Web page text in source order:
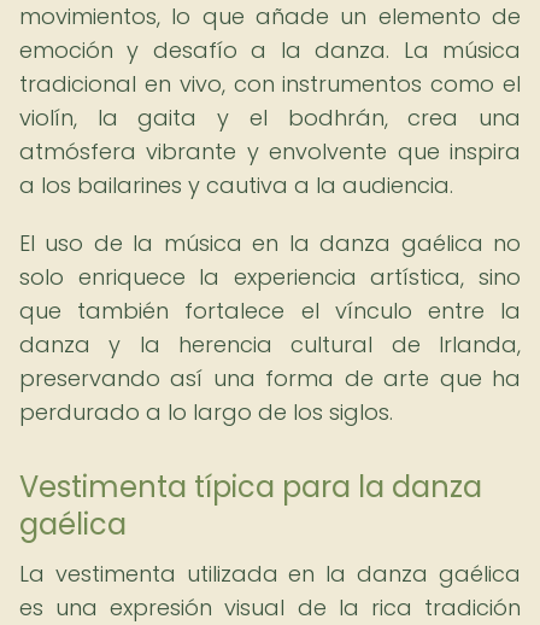
movimientos, lo que añade un elemento de
emoción y desafío a la danza. La música
tradicional en vivo, con instrumentos como el
violín, la gaita y el bodhrán, crea una
atmósfera vibrante y envolvente que inspira
a los bailarines y cautiva a la audiencia.
El uso de la música en la danza gaélica no
solo enriquece la experiencia artística, sino
que también fortalece el vínculo entre la
danza y la herencia cultural de Irlanda,
preservando así una forma de arte que ha
perdurado a lo largo de los siglos.
Vestimenta típica para la danza
gaélica
La vestimenta utilizada en la danza gaélica
es una expresión visual de la rica tradición